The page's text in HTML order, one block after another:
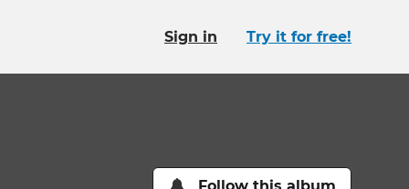
Sign in Try it for free!